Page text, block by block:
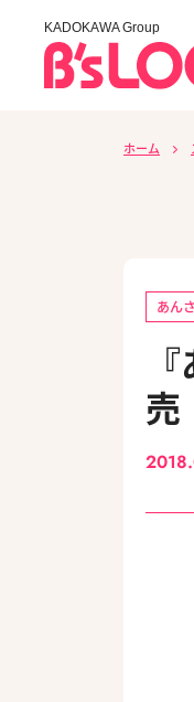
KADOKAWA Group
ホーム
あん
売